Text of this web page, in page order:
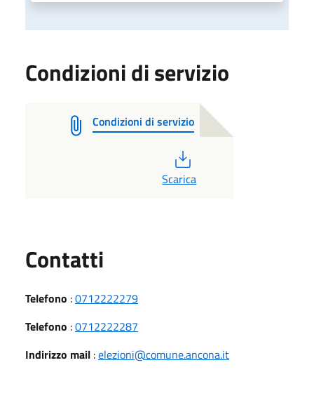
Condizioni di servizio
Condizioni di servizio
Scarica
Contatti
Telefono :0712222279
Telefono :0712222287
Indirizzo mail :elezioni@comune.ancona.it